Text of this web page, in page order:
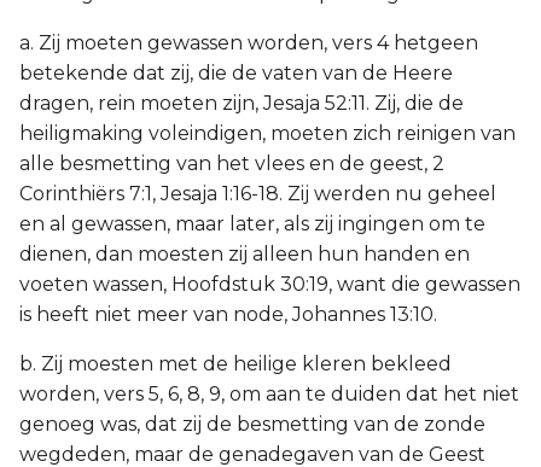
a. Zij moeten gewassen worden, vers 4 hetgeen
betekende dat zij, die de vaten van de Heere
dragen, rein moeten zijn, Jesaja 52:11. Zij, die de
heiligmaking voleindigen, moeten zich reinigen van
alle besmetting van het vlees en de geest, 2
Corinthiërs 7:1, Jesaja 1:16-18. Zij werden nu geheel
en al gewassen, maar later, als zij ingingen om te
dienen, dan moesten zij alleen hun handen en
voeten wassen, Hoofdstuk 30:19, want die gewassen
is heeft niet meer van node, Johannes 13:10.
b. Zij moesten met de heilige kleren bekleed
worden, vers 5, 6, 8, 9, om aan te duiden dat het niet
genoeg was, dat zij de besmetting van de zonde
wegdeden, maar de genadegaven van de Geest